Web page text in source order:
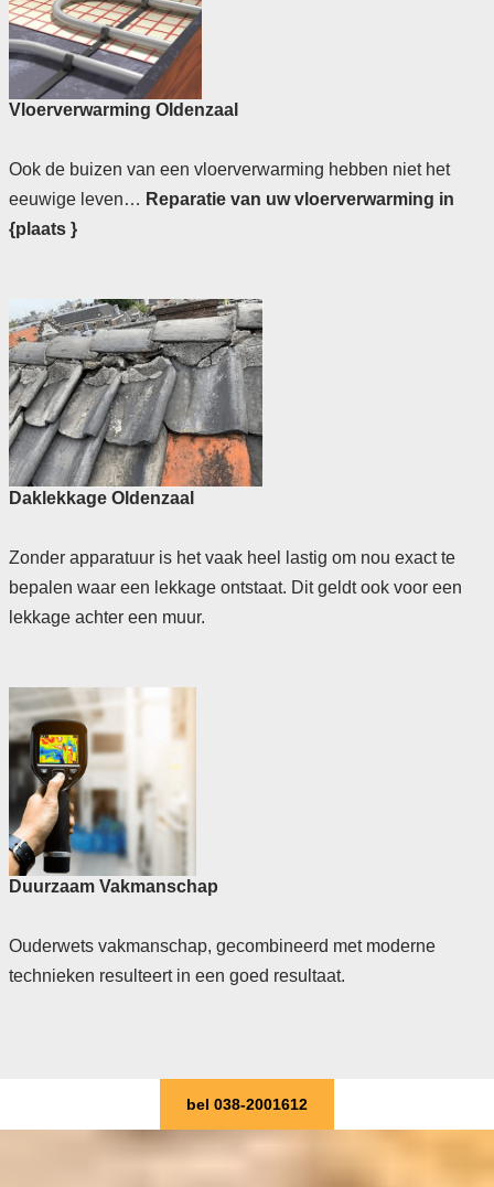
Vloerverwarming Oldenzaal
Ook de buizen van een vloerverwarming hebben niet het
eeuwige leven… Reparatie van uw vloerverwarming in
{plaats }
Daklekkage Oldenzaal
Zonder apparatuur is het vaak heel lastig om nou exact te
bepalen waar een lekkage ontstaat. Dit geldt ook voor een
lekkage achter een muur.
Duurzaam Vakmanschap
Ouderwets vakmanschap, gecombineerd met moderne
technieken resulteert in een goed resultaat.
bel 038-2001612